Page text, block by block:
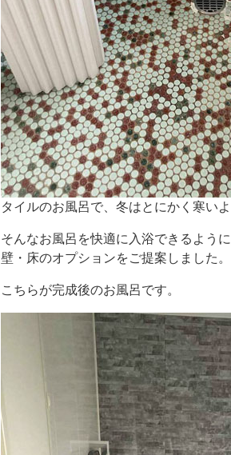
タイルのお風呂で、冬はとにかく寒い
そんなお風呂を快適に入浴できるよう
壁・床のオプションをご提案しました
こちらが完成後のお風呂です。